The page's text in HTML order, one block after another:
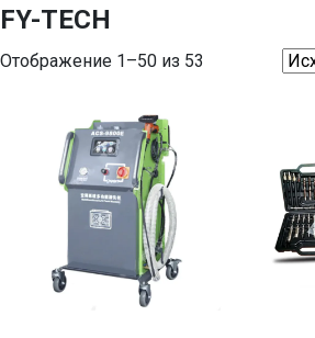
FY-TECH
Отображение 1–50 из 53